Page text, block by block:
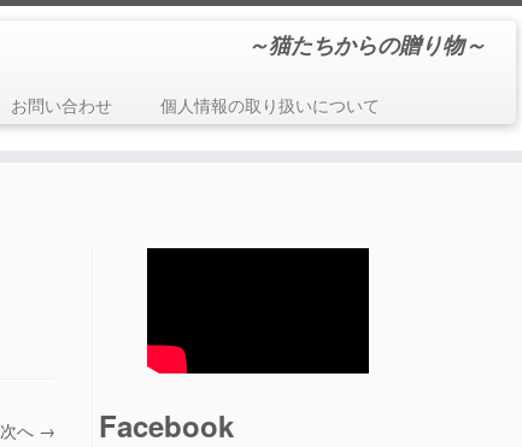
～猫たちからの贈り物～
お問い合わせ 個人情報の取り扱いについて
次へ → Facebook